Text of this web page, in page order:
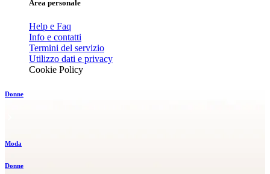
Area personale
Help e Faq
Info e contatti
Termini del servizio
Utilizzo dati e privacy
Cookie Policy
Donne
Moda
Donne